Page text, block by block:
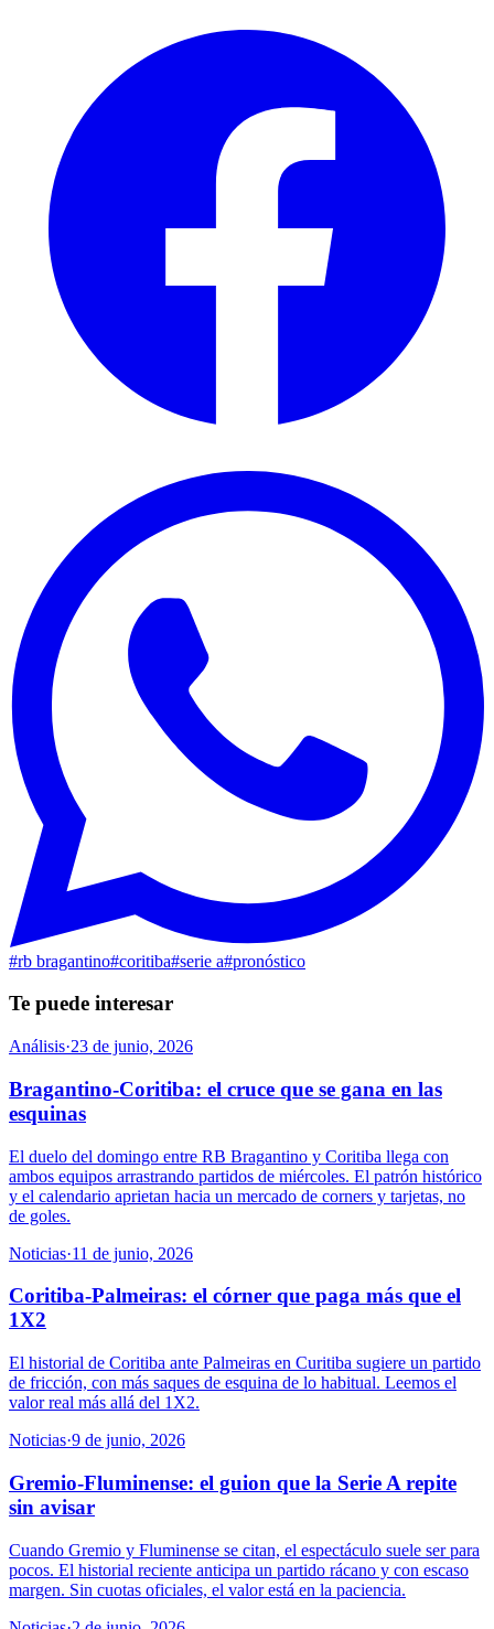
#rb bragantino#coritiba#serie a#pronóstico
Te puede interesar
Análisis·23 de junio, 2026
Bragantino-Coritiba: el cruce que se gana en las
esquinas
El duelo del domingo entre RB Bragantino y Coritiba llega con
ambos equipos arrastrando partidos de miércoles. El patrón histórico
y el calendario aprietan hacia un mercado de corners y tarjetas, no
de goles.
Noticias·11 de junio, 2026
Coritiba-Palmeiras: el córner que paga más que el
1X2
El historial de Coritiba ante Palmeiras en Curitiba sugiere un partido
de fricción, con más saques de esquina de lo habitual. Leemos el
valor real más allá del 1X2.
Noticias·9 de junio, 2026
Gremio-Fluminense: el guion que la Serie A repite
sin avisar
Cuando Gremio y Fluminense se citan, el espectáculo suele ser para
pocos. El historial reciente anticipa un partido rácano y con escaso
margen. Sin cuotas oficiales, el valor está en la paciencia.